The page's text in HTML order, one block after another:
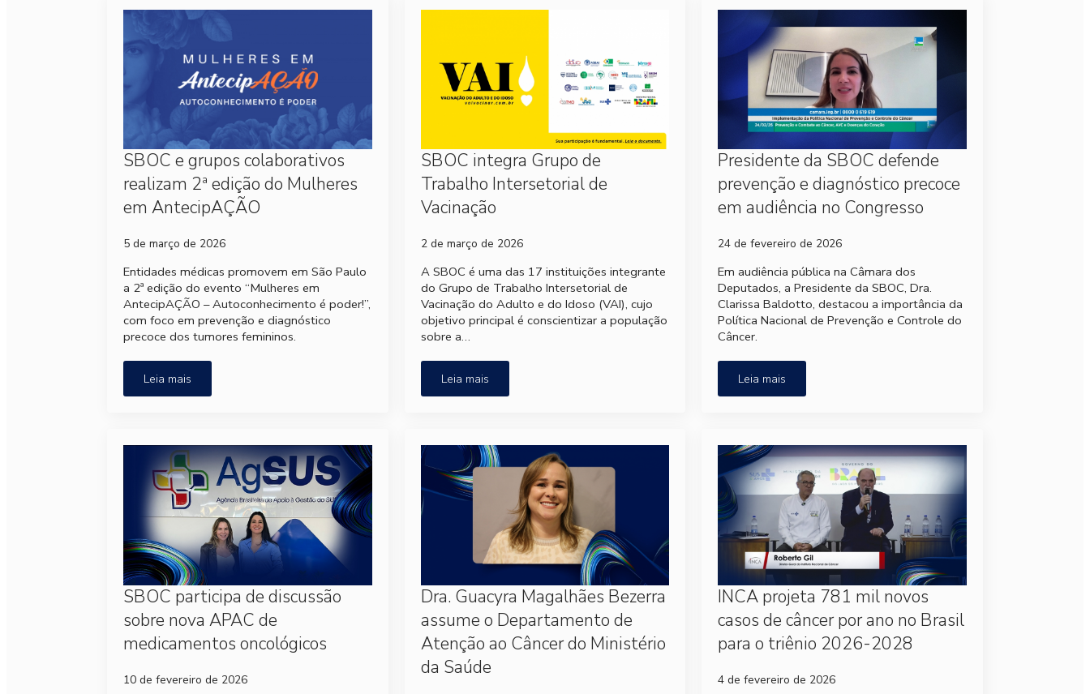
SBOC e grupos colaborativos
realizam 2ª edição do Mulheres
em AntecipAÇÃO
5 de março de 2026
Entidades médicas promovem em São Paulo
a 2ª edição do evento “Mulheres em
AntecipAÇÃO – Autoconhecimento é poder!”,
com foco em prevenção e diagnóstico
precoce dos tumores femininos.
Leia mais
SBOC integra Grupo de
Trabalho Intersetorial de
Vacinação
2 de março de 2026
A SBOC é uma das 17 instituições integrante
do Grupo de Trabalho Intersetorial de
Vacinação do Adulto e do Idoso (VAI), cujo
objetivo principal é conscientizar a população
sobre a…
Leia mais
Presidente da SBOC defende
prevenção e diagnóstico precoce
em audiência no Congresso
24 de fevereiro de 2026
Em audiência pública na Câmara dos
Deputados, a Presidente da SBOC, Dra.
Clarissa Baldotto, destacou a importância da
Política Nacional de Prevenção e Controle do
Câncer.
Leia mais
SBOC participa de discussão
sobre nova APAC de
medicamentos oncológicos
10 de fevereiro de 2026
Dra. Guacyra Magalhães Bezerra
assume o Departamento de
Atenção ao Câncer do Ministério
da Saúde
INCA projeta 781 mil novos
casos de câncer por ano no Brasil
para o triênio 2026-2028
4 de fevereiro de 2026